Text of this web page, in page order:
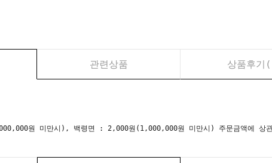
관련상품 상품후기(
원 미만시), 백령면 : 2,000원(1,000,000원 미만시) 주문금액에 상관